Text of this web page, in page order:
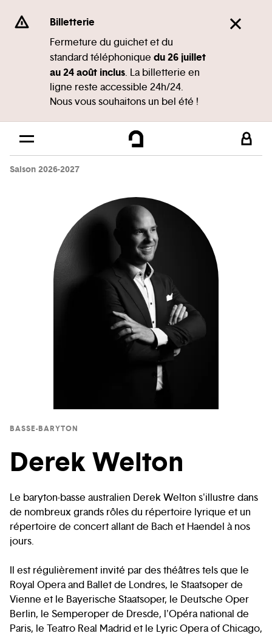
Se rendre au
Contenu principal
Pied de page
Billetterie
Fermeture du guichet et du
standard téléphonique du 26 juillet
au 24 août inclus. La billetterie en
ligne reste accessible 24h/24.
Nous vous souhaitons un bel été !
Saison 2026-2027
BASSE-BARYTON
Derek Welton
Le baryton-basse australien Derek Welton s'illustre dans
de nombreux grands rôles du répertoire lyrique et un
répertoire de concert allant de Bach et Haendel à nos
jours.
Il est régulièrement invité par des théâtres tels que le
Royal Opera and Ballet de Londres, le Staatsoper de
Vienne et le Bayerische Staatsoper, le Deutsche Oper
Berlin, le Semperoper de Dresde, l'Opéra national de
Paris, le Teatro Real Madrid et le Lyric Opera of Chicago,